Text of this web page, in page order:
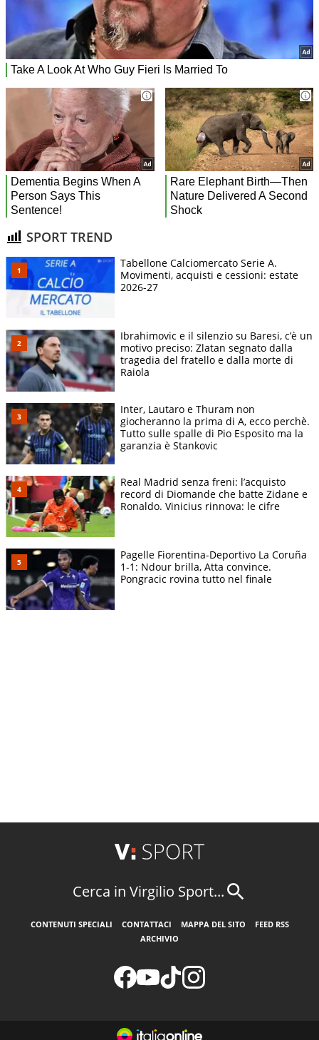
SPORT TREND
Tabellone Calciomercato Serie A.
Movimenti, acquisti e cessioni: estate
2026-27
Ibrahimovic e il silenzio su Baresi, c’è un
motivo preciso: Zlatan segnato dalla
tragedia del fratello e dalla morte di
Raiola
Inter, Lautaro e Thuram non
giocheranno la prima di A, ecco perchè.
Tutto sulle spalle di Pio Esposito ma la
garanzia è Stankovic
Real Madrid senza freni: l’acquisto
record di Diomande che batte Zidane e
Ronaldo. Vinicius rinnova: le cifre
Pagelle Fiorentina-Deportivo La Coruña
1-1: Ndour brilla, Atta convince.
Pongracic rovina tutto nel finale
Cerca in Virgilio Sport...
CONTENUTI SPECIALI CONTATTACI MAPPA DEL SITO
FEED RSS
ARCHIVIO